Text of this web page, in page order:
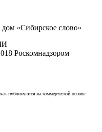
«Сибирское слово»
Роскомнадзором
публикуются на коммерческой основе